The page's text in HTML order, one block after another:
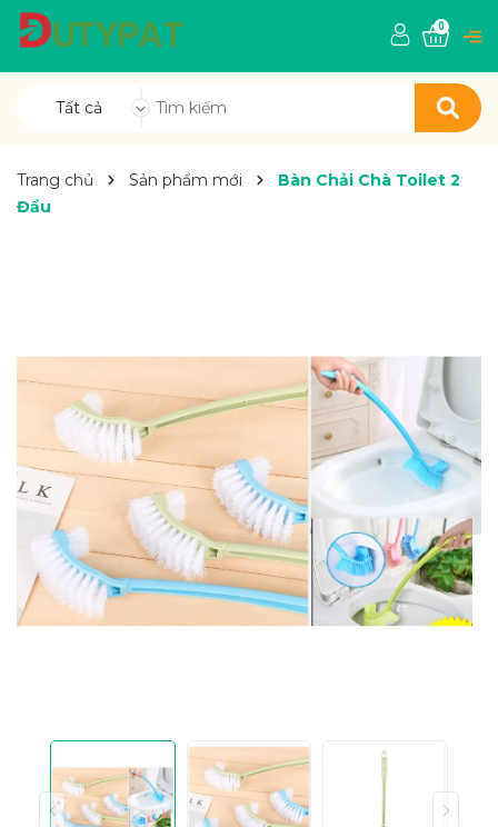
Tất cả
0
Trang chủ Sản phẩm mới
Bàn Chải Chà Toilet 2
Đầu